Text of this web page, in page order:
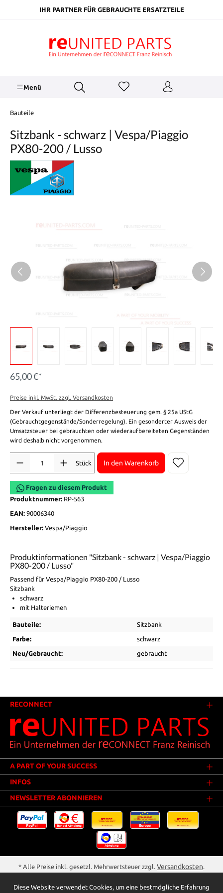
springenIHR PARTNER FÜR GEBRAUCHTE ERSATZTEILE
Menü
Bauteile
Sitzbank - schwarz | Vespa/Piaggio
PX80-200 / Lusso
65,00 €*
Preise inkl. MwSt. zzgl. Versandkosten
Der Verkauf unterliegt der Differenzbesteuerung gem. § 25a UStG
(Gebrauchtgegenstände/Sonderregelung). Ein gesonderter Ausweis der
Umsatzsteuer bei gebrauchten oder wiederaufbereiteten Gegenständen
wird deshalb nicht vorgenommen.
Stück
In den Warenkorb
Fragen zu diesem Produkt
Produktnummer: RP-563
EAN: 90006340
Hersteller: Vespa/Piaggio
Produktinformationen "Sitzbank - schwarz | Vespa/Piaggio
PX80-200 / Lusso"
Passend für Vespa/Piaggio PX80-200 / Lusso
Sitzbank
schwarz
mit Halteriemen
Bauteile: Sitzbank
Farbe: schwarz
Neu/Gebraucht: gebraucht
RECONNECT
A PART OF YOUR SUCCESS
INFOS
NEWSLETTER ABONNIEREN
* Alle Preise inkl. gesetzl. Mehrwertsteuer zzgl. Versandkosten.
** Der Verkauf unterliegt der Differenzbesteuerung gem. § 25a UStG
Diese Website verwendet Cookies, um eine bestmögliche Erfahrung